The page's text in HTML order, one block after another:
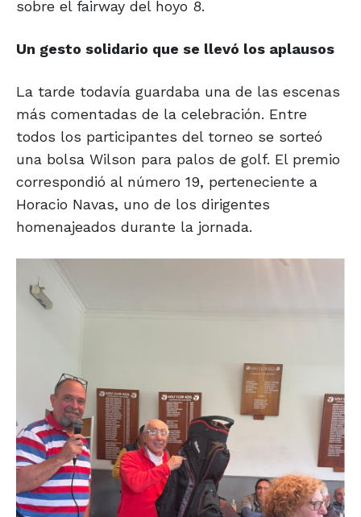
sobre el fairway del hoyo 8.
Un gesto solidario que se llevó los aplausos
La tarde todavía guardaba una de las escenas
más comentadas de la celebración. Entre
todos los participantes del torneo se sorteó
una bolsa Wilson para palos de golf. El premio
correspondió al número 19, perteneciente a
Horacio Navas, uno de los dirigentes
homenajeados durante la jornada.